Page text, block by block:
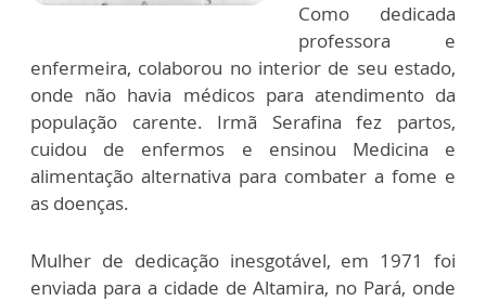
Como dedicada
professora e
enfermeira, colaborou no interior de seu estado,
onde não havia médicos para atendimento da
população carente. Irmã Serafina fez partos,
cuidou de enfermos e ensinou Medicina e
alimentação alternativa para combater a fome e
as doenças.
Mulher de dedicação inesgotável, em 1971 foi
enviada para a cidade de Altamira, no Pará, onde